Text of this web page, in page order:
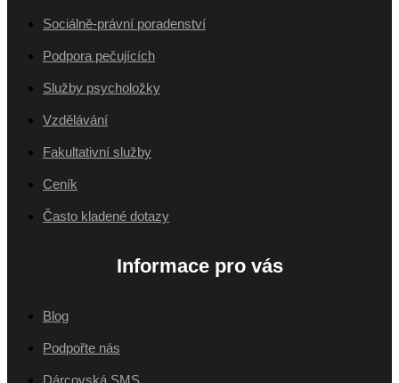
Sociálně-právní poradenství
Podpora pečujících
Služby psycholožky
Vzdělávání
Fakultativní služby
Ceník
Často kladené dotazy
Informace pro vás
Blog
Podpořte nás